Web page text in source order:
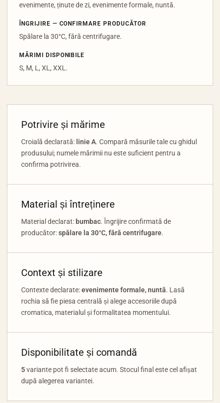
evenimente, ținute de zi, evenimente formale, nuntă.
ÎNGRIJIRE — CONFIRMARE PRODUCĂTOR
Spălare la 30°C, fără centrifugare.
MĂRIMI DISPONIBILE
S, M, L, XL, XXL.
Potrivire și mărime
Croială declarată: linie A. Compară măsurile tale cu ghidul
produsului; numele mărimii nu este suficient pentru a
confirma potrivirea.
Material și întreținere
Material declarat: bumbac. Îngrijire confirmată de
producător:spălare la 30°C, fără centrifugare.
Context și stilizare
Contexte declarate:evenimente formale, nuntă. Lasă
rochia să fie piesa centrală și alege accesoriile după
cromatica, materialul și formalitatea momentului.
Disponibilitate și comandă
5variante pot fi selectate acum. Stocul final este cel afișat
după alegerea variantei.